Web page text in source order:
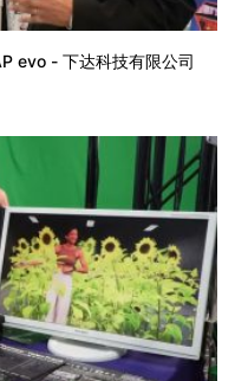
evo - 下达科技有限公司